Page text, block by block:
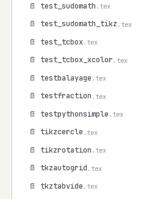
📄 test_sudomath .tex
📄 test_sudomath_tikz .tex
📄 test_tcbox.tex
📄 test_tcbox_xcolor .tex
📄 testbalayage .tex
📄 testfraction .tex
📄 testpythonsimple .tex
📄 tikzcercle .tex
📄 tikzrotation .tex
📄 tkzautogrid .tex
📄 tkztabvide .tex